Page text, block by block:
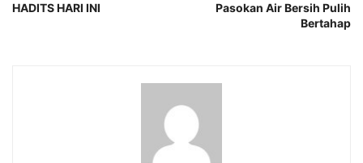
HADITS HARI INI
Pasokan Air Bersih Pulih
Bertahap